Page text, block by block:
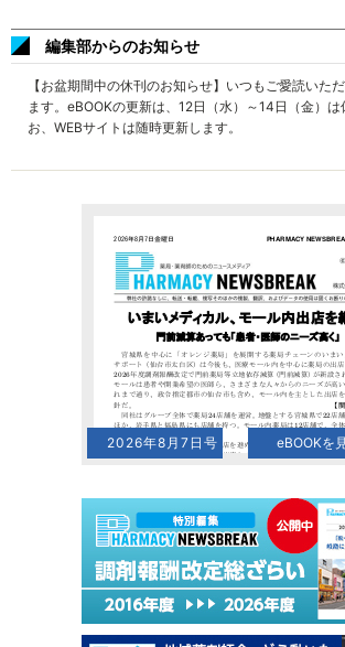
編集部からのお知らせ
【お盆期間中の休刊のお知らせ】いつもご愛読いた
ます。eBOOKの更新は、12日（水）～14日（金）
お、WEBサイトは随時更新します。
2026年8月7日号 eBOOKを